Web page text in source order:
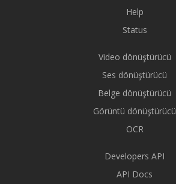
Help
Status
Video dönüştürücü
Ses dönüştürücü
Belge dönüştürücü
Görüntü dönüştürücü
OCR
Developers API
API Docs